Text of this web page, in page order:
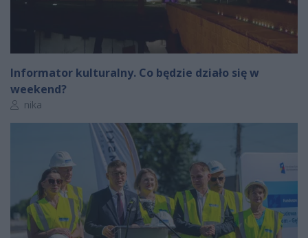
Informator kulturalny. Co będzie działo się w
weekend?
Autor artykułu:
nika